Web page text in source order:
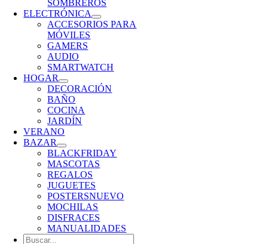
SOMBREROS
ELECTRÓNICA
ACCESORIOS PARA
MÓVILES
GAMERS
AUDIO
SMARTWATCH
HOGAR
DECORACIÓN
BAÑO
COCINA
JARDÍN
VERANO
BAZAR
BLACKFRIDAY
MASCOTAS
REGALOS
JUGUETES
POSTERSNUEVO
MOCHILAS
DISFRACES
MANUALIDADES
Buscar: